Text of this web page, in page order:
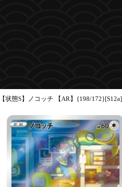
【状態S】ノコッチ 【AR】{198/172}[S12a]